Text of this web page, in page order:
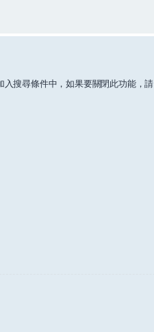
搜尋條件中，如果要關閉此功能，請